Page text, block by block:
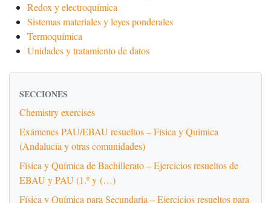
Redox y electroquímica
Sistemas materiales y leyes ponderales
Termoquímica
Unidades y tratamiento de datos
SECCIONES
Chemistry exercises
Exámenes PAU/EBAU resueltos – Física y Química
(Andalucía y otras comunidades)
Física y Química de Bachillerato – Ejercicios resueltos de
EBAU y PAU (1.º y (…)
Física y Química para Secundaria – Ejercicios resueltos para